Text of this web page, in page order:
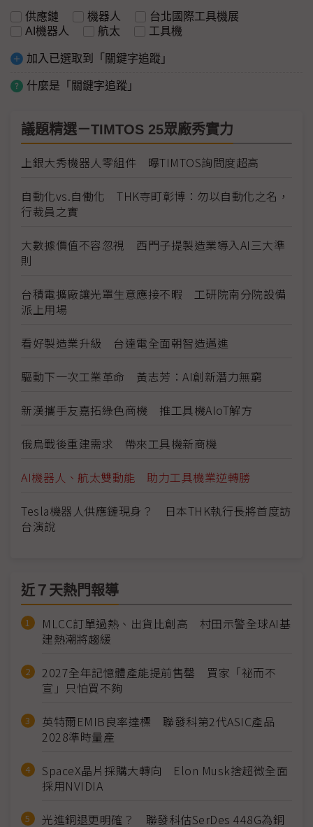
供應鏈 機器人
台北國際工具機展
AI機器人
航太 工具機
加入已選取到「關鍵字追蹤」
什麼是「關鍵字追蹤」
議題精選－TIMTOS 25眾廠秀實力
​​​​​​​上銀大秀機器人零組件 曝TIMTOS詢問度超高
自動化vs.自働化 THK寺町彰博：勿以自動化之名，
行裁員之實
大數據價值不容忽視 西門子提製造業導入AI三大準
則
台積電擴廠讓光罩生意應接不暇 工研院南分院設備
派上用場
看好製造業升級 台達電全面朝智造邁進
驅動下一次工業革命 黃志芳：AI創新潛力無窮
新漢攜手友嘉拓綠色商機 推工具機AIoT解方
俄烏戰後重建需求 帶來工具機新商機
AI機器人、航太雙動能 助力工具機業逆轉勝
Tesla機器人供應鏈現身？ 日本THK執行長將首度訪
台演說
近７天熱門報導
MLCC訂單過熱、出貨比創高 村田示警全球AI基
建熱潮將趨緩
2027全年記憶體產能提前售罄 買家「祕而不
宣」只怕買不夠
英特爾EMIB良率達標 聯發科第2代ASIC產品
2028準時量產
SpaceX晶片採購大轉向 Elon Musk捨超微全面
採用NVIDIA
光進銅退更明確？ 聯發科估SerDes 448G為銅